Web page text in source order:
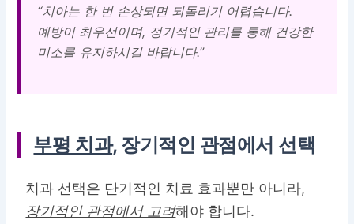
“치아는 한 번 손상되면 되돌리기 어렵습니다.
예방이 최우선이며, 정기적인 관리를 통해 건강한
미소를 유지하시길 바랍니다.”
부평 치과, 장기적인 관점에서 선택
치과 선택은 단기적인 치료 효과뿐만 아니라,
장기적인 관점에서 고려해야 합니다.